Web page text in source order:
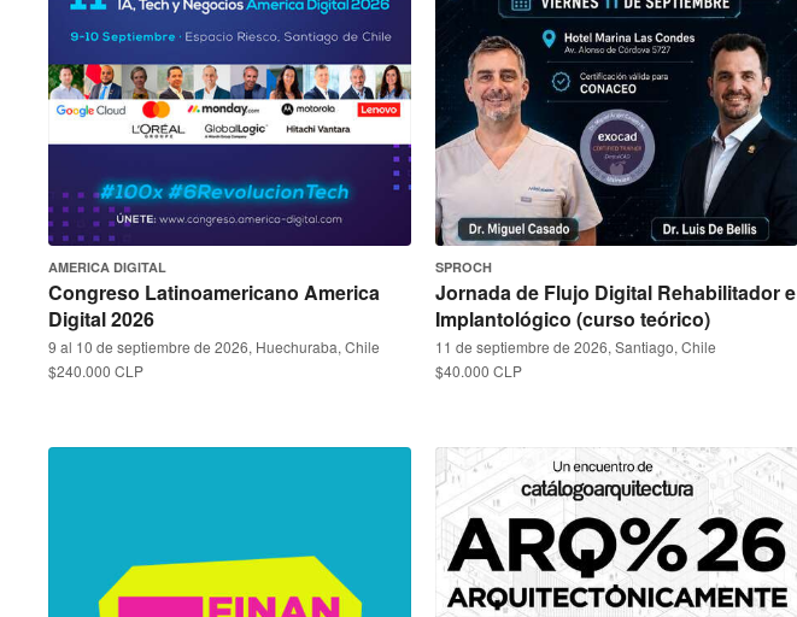
AMERICA DIGITAL
Congreso Latinoamericano America
Digital 2026
9 al 10 de septiembre de 2026, Huechuraba, Chile
$240.000 CLP
SPROCH
Jornada de Flujo Digital Rehabilitador e
Implantológico (curso teórico)
11 de septiembre de 2026, Santiago, Chile
$40.000 CLP